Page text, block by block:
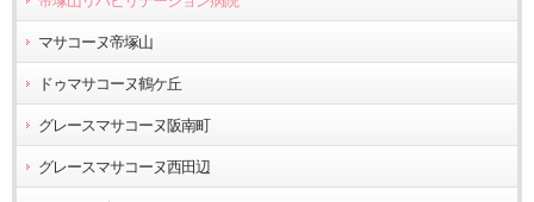
マサコーヌ帝塚山
ドゥマサコーヌ鶴ケ丘
グレースマサコーヌ阪南町
グレースマサコーヌ西田辺